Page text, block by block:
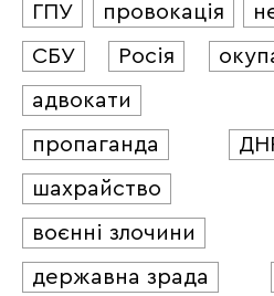
ГПУ
провокація
СБУ
Росія
адвокати
пропаганда
шахрайство
воєнні злочини
державна зрада